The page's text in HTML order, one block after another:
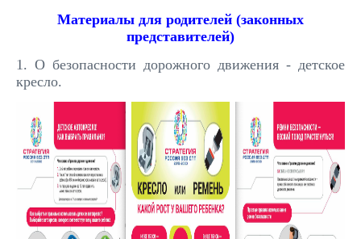
Материалы для родителей (законных
представителей)
1. О безопасности дорожного движения - детское
кресло.